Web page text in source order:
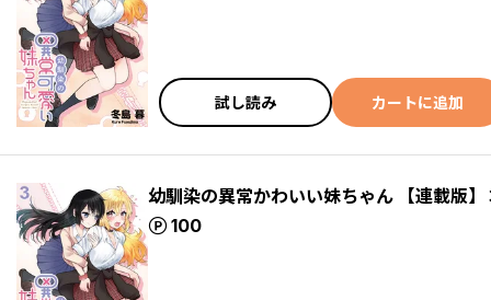
試し読み カートに追加
幼馴染の異常かわいい妹ちゃん 【連載版】
100
ポイント